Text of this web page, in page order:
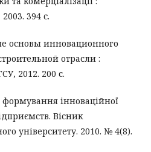
394 с.
основы инновационного
отрасли :
2012. 200 с.
інноваційної
Вісник
університету. 2010. № 4(8).